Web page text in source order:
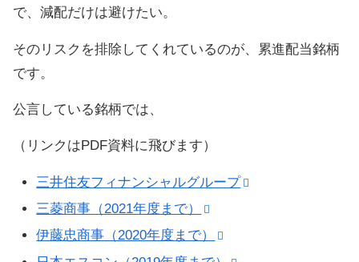
で、減配だけは避けたい。
そのリスクを排除してくれているのが、累進配当銘柄
です。
公言している銘柄では、
（リンクはPDF資料に飛びます）
三井住友フィナンシャルグループ
三菱商事（2021年度まで）
伊藤忠商事（2020年度まで）